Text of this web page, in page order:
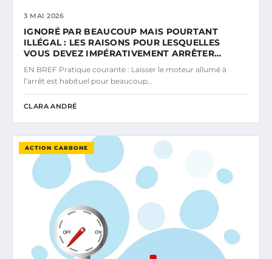
3 MAI 2026
IGNORÉ PAR BEAUCOUP MAIS POURTANT
ILLÉGAL : LES RAISONS POUR LESQUELLES
VOUS DEVEZ IMPÉRATIVEMENT ARRÊTER…
EN BREF Pratique courante : Laisser le moteur allumé à
l’arrêt est habituel pour beaucoup…
CLARA ANDRÉ
ACTION CARBONE